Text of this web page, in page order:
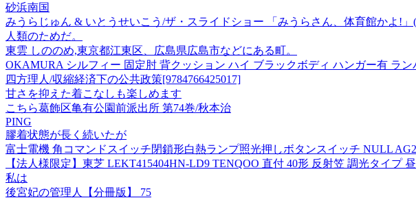
砂浜南国
みうらじゅん & いとうせいこう/ザ・スライドショー 「みうらさん、体育館かよ!
人類のためだ。
東雲 しののめ,東京都江東区、広島県広島市などにある町。
OKAMURA シルフィー 固定肘 背クッション ハイ ブラックボディ ハンガー有 ラ
四方理人/収縮経済下の公共政策[9784766425017]
甘さを抑えた着こなしも楽しめます
こちら葛飾区亀有公園前派出所 第74巻/秋本治
PING
膠着状態が長く続いたが
富士電機 角コマンドスイッチ閉鎖形白熱ランプ照光押しボタンスイッチ NULL
【法人様限定】東芝 LEKT415404HN-LD9 TENQOO 直付 40形 反射笠 調光タイプ
私は
後宮妃の管理人【分冊版】 75